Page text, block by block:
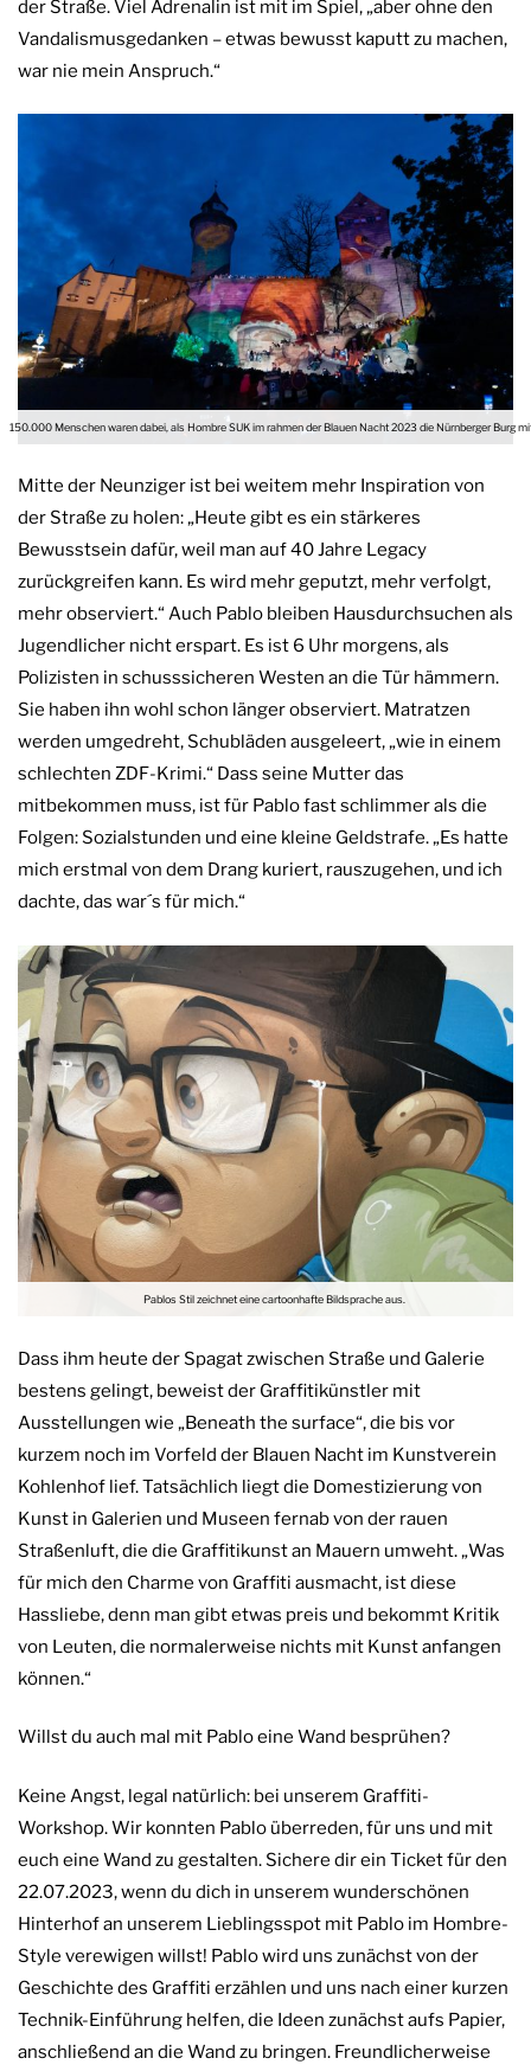
der Straße. Viel Adrenalin ist mit im Spiel, „aber ohne den
Vandalismusgedanken – etwas bewusst kaputt zu machen,
war nie mein Anspruch.“
150.000 Menschen waren dabei, als Hombre SUK im rahmen der Blauen Nacht 2023 die Nürnberger Burg
Mitte der Neunziger ist bei weitem mehr Inspiration von
der Straße zu holen: „Heute gibt es ein stärkeres
Bewusstsein dafür, weil man auf 40 Jahre Legacy
zurückgreifen kann. Es wird mehr geputzt, mehr verfolgt,
mehr observiert.“ Auch Pablo bleiben Hausdurchsuchen als
Jugendlicher nicht erspart. Es ist 6 Uhr morgens, als
Polizisten in schusssicheren Westen an die Tür hämmern.
Sie haben ihn wohl schon länger observiert. Matratzen
werden umgedreht, Schubläden ausgeleert, „wie in einem
schlechten ZDF-Krimi.“ Dass seine Mutter das
mitbekommen muss, ist für Pablo fast schlimmer als die
Folgen: Sozialstunden und eine kleine Geldstrafe. „Es hatte
mich erstmal von dem Drang kuriert, rauszugehen, und ich
dachte, das war´s für mich.“
Pablos Stil zeichnet eine cartoonhafte Bildsprache aus.
Dass ihm heute der Spagat zwischen Straße und Galerie
bestens gelingt, beweist der Graffitikünstler mit
Ausstellungen wie „Beneath the surface“, die bis vor
kurzem noch im Vorfeld der Blauen Nacht im Kunstverein
Kohlenhof lief. Tatsächlich liegt die Domestizierung von
Kunst in Galerien und Museen fernab von der rauen
Straßenluft, die die Graffitikunst an Mauern umweht. „Was
für mich den Charme von Graffiti ausmacht, ist diese
Hassliebe, denn man gibt etwas preis und bekommt Kritik
von Leuten, die normalerweise nichts mit Kunst anfangen
können.“
Willst du auch mal mit Pablo eine Wand besprühen?
Keine Angst, legal natürlich: bei unserem Graffiti-
Workshop. Wir konnten Pablo überreden, für uns und mit
euch eine Wand zu gestalten. Sichere dir ein Ticket für den
22.07.2023, wenn du dich in unserem wunderschönen
Hinterhof an unserem Lieblingsspot mit Pablo im Hombre-
Style verewigen willst! Pablo wird uns zunächst von der
Geschichte des Graffiti erzählen und uns nach einer kurzen
Technik-Einführung helfen, die Ideen zunächst aufs Papier,
anschließend an die Wand zu bringen. Freundlicherweise